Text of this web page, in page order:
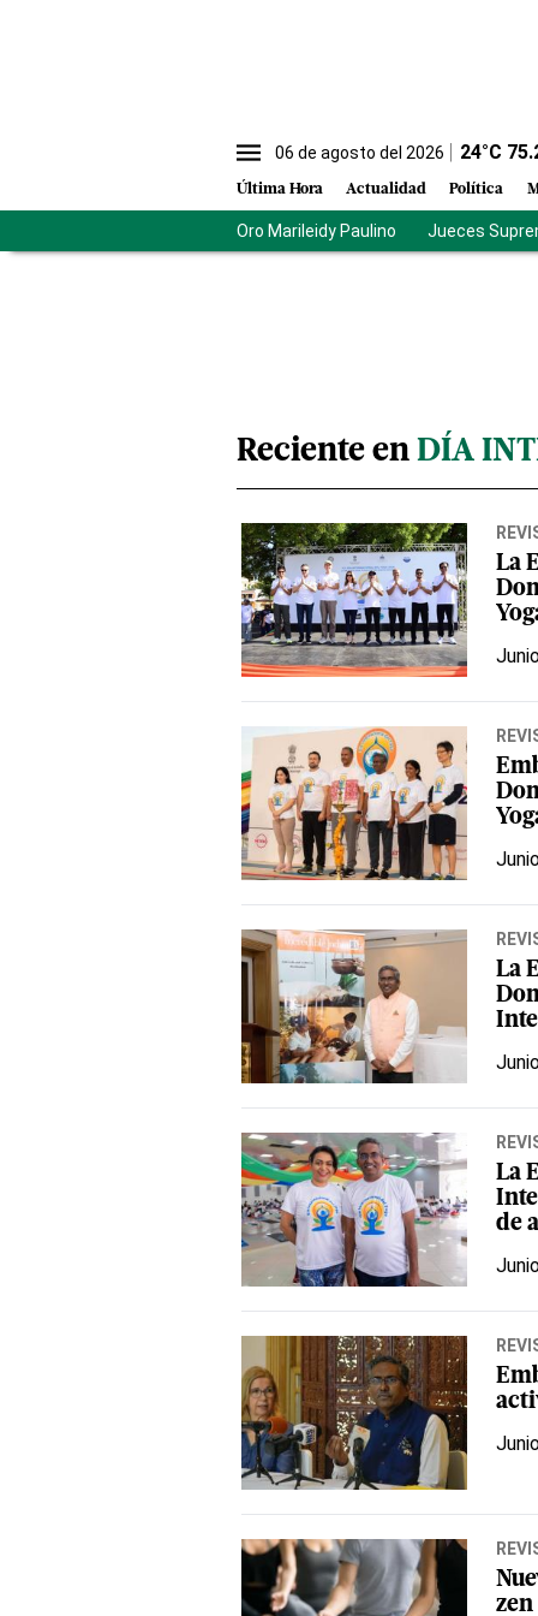
06 de agosto del 2026 24°C
Última Hora Actualidad Política
Oro Marileidy Paulino Jueces
Reciente en DÍA
La
La
La
de
zen